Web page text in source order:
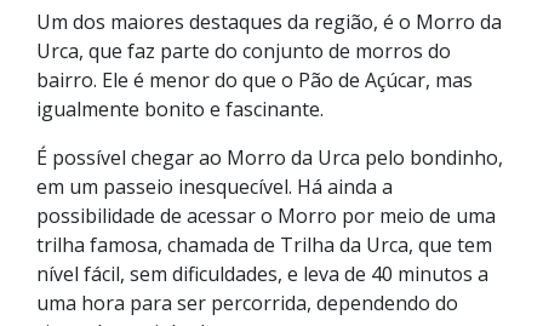
Um dos maiores destaques da região, é o Morro da
Urca, que faz parte do conjunto de morros do
bairro. Ele é menor do que o Pão de Açúcar, mas
igualmente bonito e fascinante.
É possível chegar ao Morro da Urca pelo bondinho,
em um passeio inesquecível. Há ainda a
possibilidade de acessar o Morro por meio de uma
trilha famosa, chamada de Trilha da Urca, que tem
nível fácil, sem dificuldades, e leva de 40 minutos a
uma hora para ser percorrida, dependendo do